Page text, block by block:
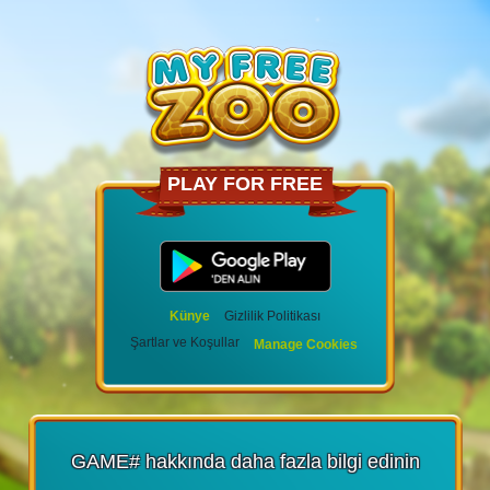
PLAY FOR FREE
Künye
Gizlilik Politikası
Şartlar ve Koşullar
Manage Cookies
GAME# hakkında daha fazla bilgi edinin